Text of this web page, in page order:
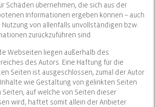
Schäden übernehmen, die sich aus der
Informationen ergeben können – auch
von allenfalls unvollständigen bzw.
zurückzuführen sind.
Webseiten liegen außerhalb des
des Autors. Eine Haftung für die
Seiten ist ausgeschlossen, zumal der Autor
wie Gestaltung von gelinkten Seiten
Seiten, auf welche von Seiten dieser
wird, haftet somit allein der Anbieter